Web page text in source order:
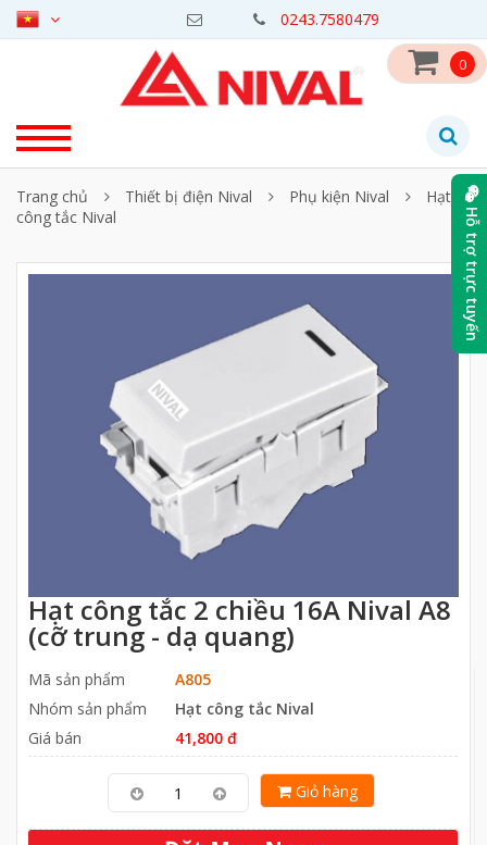
0243.7580479
0
Trang chủ Thiết bị điện Nival Phụ kiện Nival
Hạt
công tắc Nival
Hạt công tắc 2 chiều 16A Nival A8
(cỡ trung - dạ quang)
Mã sản phẩm
A805
Nhóm sản phẩm
Hạt công tắc Nival
Giá bán
41,800 đ
Giỏ hàng
Hỗ trợ trực tuyến